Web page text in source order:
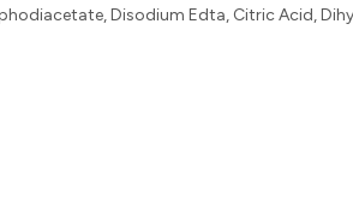
Disodium Edta, Citric Acid,